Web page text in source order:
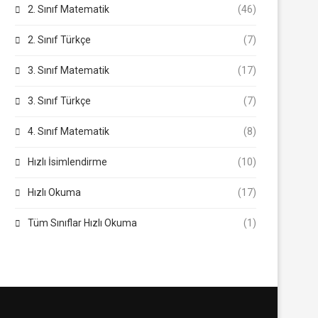
2. Sınıf Matematik (46)
2. Sınıf Türkçe (7)
3. Sınıf Matematik (17)
3. Sınıf Türkçe (7)
4. Sınıf Matematik (8)
Hızlı İsimlendirme (10)
Hızlı Okuma (17)
Tüm Sınıflar Hızlı Okuma (1)